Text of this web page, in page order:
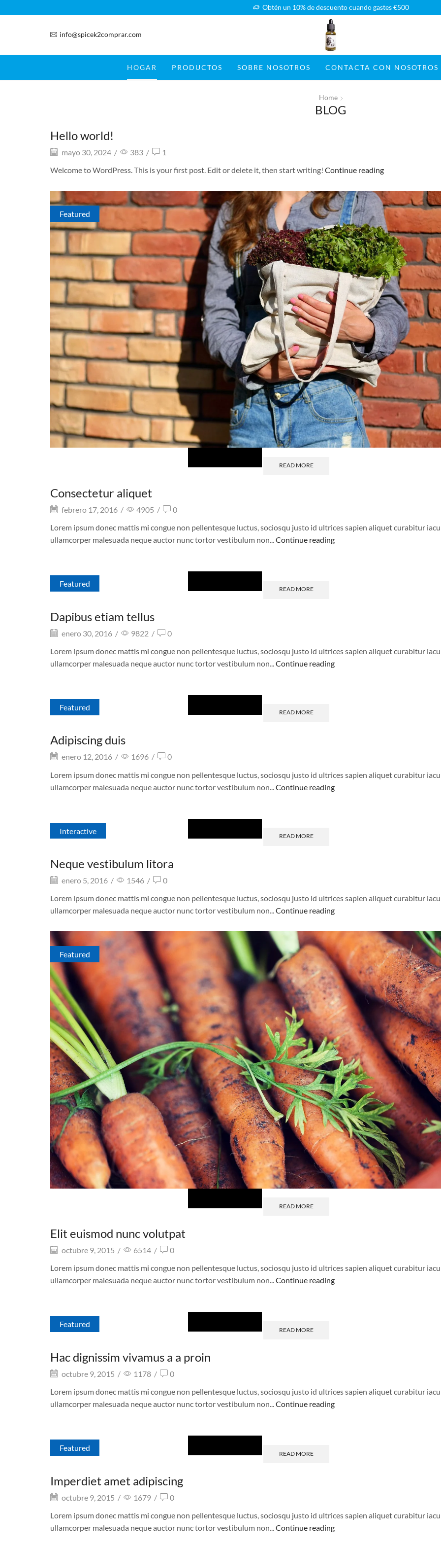
Obtén un 10% de descuento cuando gastes €500
info@spicek2comprar.com
HOGAR PRODUCTOS SOBRE NOSOTROS CONTACTA CON NOSOTROS
Home
BLOG
Hello world!
mayo 30, 2024 / 383 /
1
Welcome to WordPress. This is your first post. Edit or delete it, then start writing! Continue reading
Featured
READ MORE
Consectetur aliquet
febrero 17, 2016 / 4905 /
0
Lorem ipsum donec mattis mi congue non pellentesque luctus, sociosqu justo id ultrices sapien aliquet curabitur
ullamcorper malesuada neque auctor nunc tortor vestibulum non...Continue reading
Featured
READ MORE
Dapibus etiam tellus
enero 30, 2016 / 9822 /
0
Lorem ipsum donec mattis mi congue non pellentesque luctus, sociosqu justo id ultrices sapien aliquet curabitur
ullamcorper malesuada neque auctor nunc tortor vestibulum non... Continue reading
Featured
READ MORE
Adipiscing duis
enero 12, 2016 / 1696 /
0
Lorem ipsum donec mattis mi congue non pellentesque luctus, sociosqu justo id ultrices sapien aliquet curabitur
ullamcorper malesuada neque auctor nunc tortor vestibulum non... Continue reading
Interactive
READ MORE
Neque vestibulum litora
enero 5, 2016 / 1546 /
0
Lorem ipsum donec mattis mi congue non pellentesque luctus, sociosqu justo id ultrices sapien aliquet curabitur
ullamcorper malesuada neque auctor nunc tortor vestibulum non...Continue reading
Featured
READ MORE
Elit euismod nunc volutpat
octubre 9, 2015 / 6514 /
0
Lorem ipsum donec mattis mi congue non pellentesque luctus, sociosqu justo id ultrices sapien aliquet curabitur
ullamcorper malesuada neque auctor nunc tortor vestibulum non...Continue reading
Featured
READ MORE
Hac dignissim vivamus a a proin
octubre 9, 2015 / 1178 /
0
Lorem ipsum donec mattis mi congue non pellentesque luctus, sociosqu justo id ultrices sapien aliquet curabitur
ullamcorper malesuada neque auctor nunc tortor vestibulum non...Continue reading
Featured
READ MORE
Imperdiet amet adipiscing
octubre 9, 2015 / 1679 /
0
Lorem ipsum donec mattis mi congue non pellentesque luctus, sociosqu justo id ultrices sapien aliquet curabitur
ullamcorper malesuada neque auctor nunc tortor vestibulum non...Continue reading